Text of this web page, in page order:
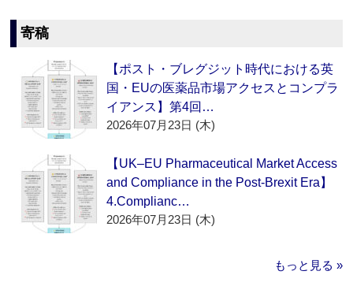
寄稿
【ポスト・ブレグジット時代における英
国・EUの医薬品市場アクセスとコンプラ
イアンス】第4回…
2026年07月23日 (木)
【UK–EU Pharmaceutical Market Access
and Compliance in the Post-Brexit Era】
4.Complianc…
2026年07月23日 (木)
もっと見る »